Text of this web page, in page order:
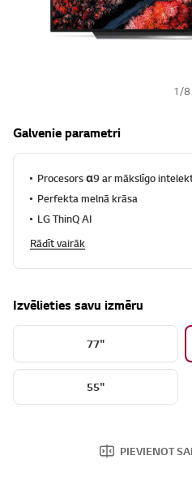
1 /8
Galvenie parametri
Procesors α9 ar mākslīgo
Perfekta melnā krāsa
LG ThinQ AI
Rādīt vairāk
Izvēlieties savu izmēru
77"
55"
PIEVIENOT